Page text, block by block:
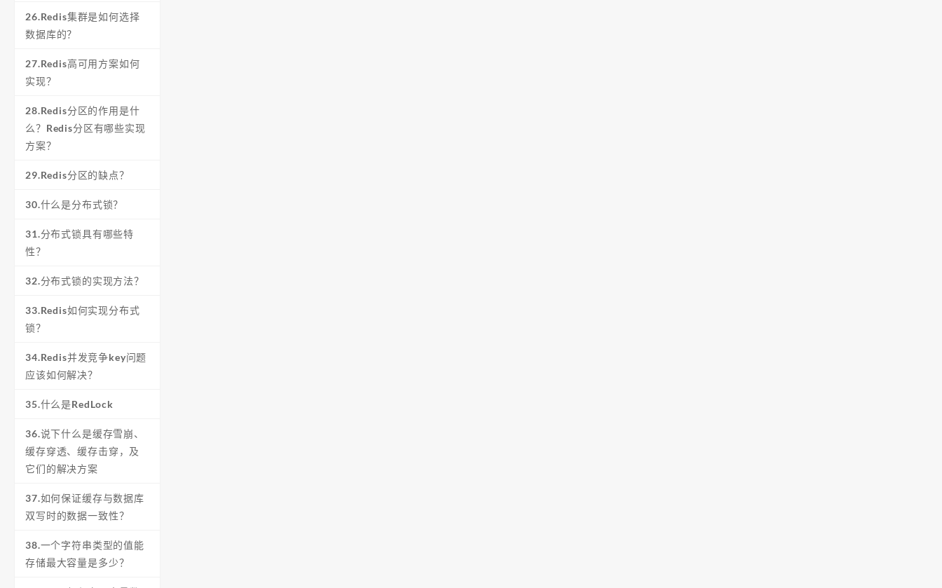
26.Redis集群是如何选择
数据库的？
27.Redis高可用方案如何
实现？
28.Redis分区的作用是什
么？Redis分区有哪些实现
方案？
29.Redis分区的缺点？
30.什么是分布式锁？
31.分布式锁具有哪些特
性？
32.分布式锁的实现方法？
33.Redis如何实现分布式
锁？
34.Redis并发竞争key问题
应该如何解决？
35.什么是RedLock
36.说下什么是缓存雪崩、
缓存穿透、缓存击穿，及
它们的解决方案
37.如何保证缓存与数据库
双写时的数据一致性？
38.一个字符串类型的值能
存储最大容量是多少？